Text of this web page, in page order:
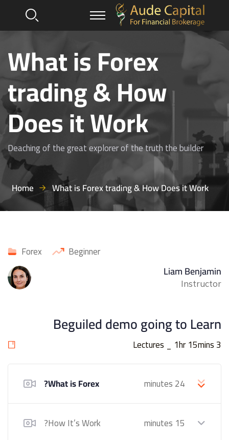
What is Forex
trading & How
Does it Work
Deaching of the great explorer of the truth the builder
Home What is Forex trading & How Does it Work
Forex Beginner
Liam Benjamin
Instructor
Beguiled demo going to Learn
3 Lectures _ 1hr 15mins
What is Forex? 24 minutes
How It’s Work? 15 minutes